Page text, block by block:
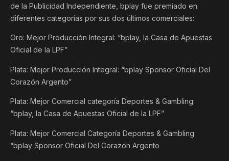
de la Publicidad Independiente, bplay fue premiado en
diferentes categorías por sus dos últimos comerciales:
Oro: Mejor Producción Integral: “bplay, la Casa de Apuestas
Oficial de la LPF”
Plata: Mejor Producción Integral: “bplay Sponsor Oficial Del
Corazón Argento”
Plata: Mejor Comercial categoría Deportes & Gambling:
“bplay, la Casa de Apuestas Oficial de la LPF”
Plata: Mejor Comercial Categoría Deportes & Gambling:
“bplay Sponsor Oficial Del Corazón Argento